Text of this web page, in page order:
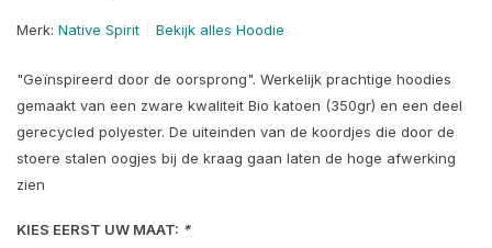
Merk: Native Spirit Bekijk alles Hoodie
"Geïnspireerd door de oorsprong". Werkelijk prachtige hoodies
gemaakt van een zware kwaliteit Bio katoen (350gr) en een deel
gerecycled polyester. De uiteinden van de koordjes die door de
stoere stalen oogjes bij de kraag gaan laten de hoge afwerking
zien
KIES EERST UW MAAT: *